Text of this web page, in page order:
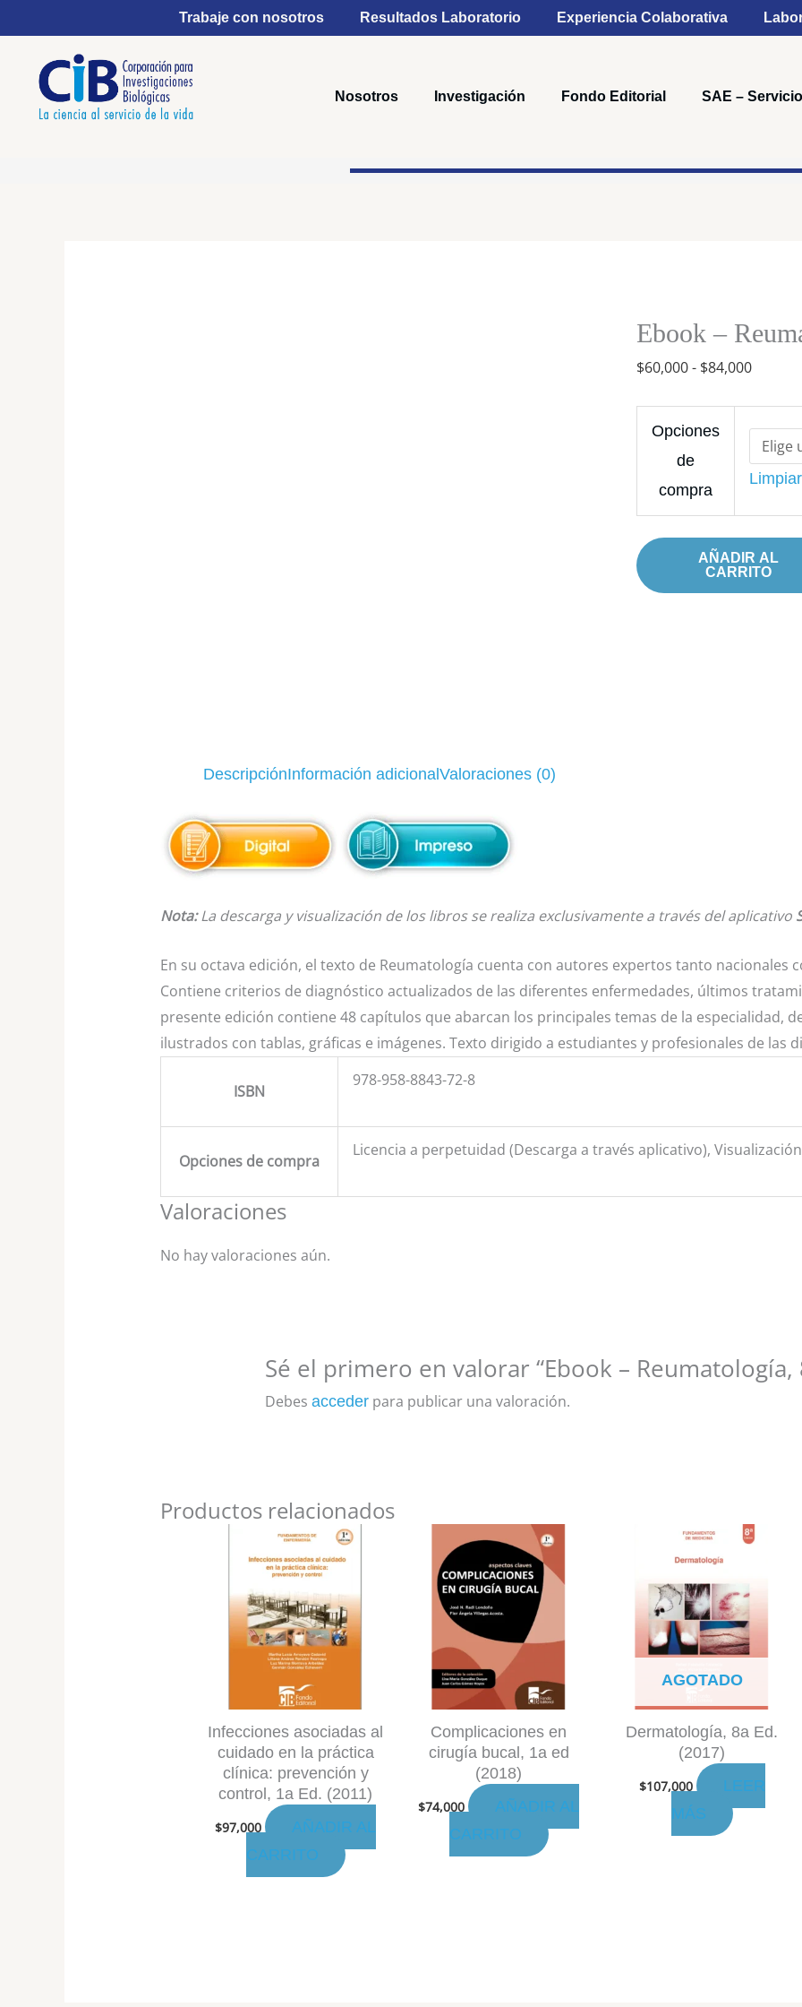
contenido
Trabaje con nosotros Resultados Laboratorio Experiencia Colaborativa
Nosotros Investigación Fondo Editorial SAE –
Ebook –
$60,000 - $84,000
desde
Opciones
de
compra
Limpiar
8a
ed.
(2018)
cantidad
AÑADIR AL
CARRITO
DescripciónInformación adicionalValoraciones (0)
Nota:La descarga y visualización de los libros se realiza exclusivamente a través del aplicativo
En su octava edición, el texto de Reumatología cuenta con autores expertos tanto nacionales
Contiene criterios de diagnóstico actualizados de las diferentes enfermedades, últimos
presente edición contiene 48 capítulos que abarcan los principales temas de la especialidad,
ilustrados con tablas, gráficas e imágenes. Texto dirigido a estudiantes y profesionales de las
ISBN
978-958-8843-72-8
Opciones de compra
Licencia a perpetuidad (Descarga a través aplicativo),
Valoraciones
No hay valoraciones aún.
Sé el primero en valorar “Ebook – Reumatología,
Debes accederpara publicar una valoración.
Productos relacionados
Infecciones asociadas al
cuidado en la práctica
clínica: prevención y
control, 1a Ed. (2011)
$97,000
AÑADIR AL
CARRITO
Complicaciones en
cirugía bucal, 1a ed
(2018)
$74,000
AÑADIR AL
CARRITO
AGOTADO
Dermatología, 8a Ed.
(2017)
$107,000
LEER
MÁS